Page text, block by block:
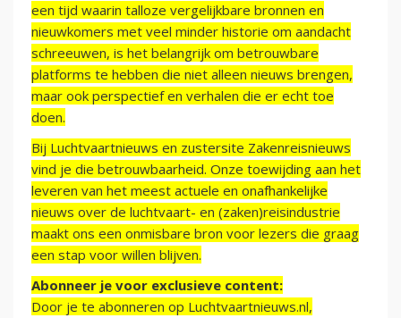
een tijd waarin talloze vergelijkbare bronnen en
nieuwkomers met veel minder historie om aandacht
schreeuwen, is het belangrijk om betrouwbare
platforms te hebben die niet alleen nieuws brengen,
maar ook perspectief en verhalen die er echt toe
doen.
Bij Luchtvaartnieuws en zustersite Zakenreisnieuws
vind je die betrouwbaarheid. Onze toewijding aan het
leveren van het meest actuele en onafhankelijke
nieuws over de luchtvaart- en (zaken)reisindustrie
maakt ons een onmisbare bron voor lezers die graag
een stap voor willen blijven.
Abonneer je voor exclusieve content:
Door je te abonneren op Luchtvaartnieuws.nl,